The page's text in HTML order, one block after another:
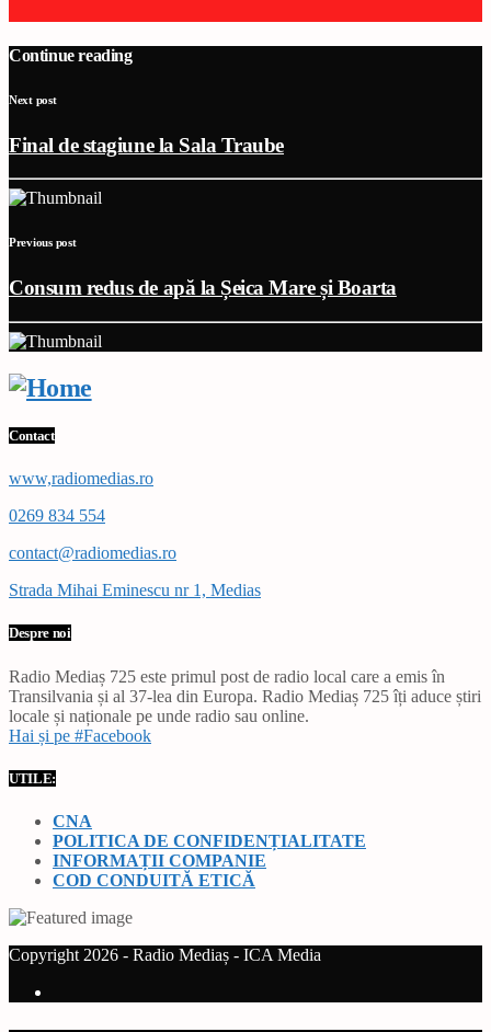
Continue reading
Next post
Final de stagiune la Sala Traube
Previous post
Consum redus de apă la Șeica Mare și Boarta
Contact
www,radiomedias.ro
0269 834 554
contact@radiomedias.ro
Strada Mihai Eminescu nr 1, Medias
Despre noi
Radio Mediaș 725 este primul post de radio local care a emis în
Transilvania și al 37-lea din Europa. Radio Mediaș 725 îți aduce știri
locale și naționale pe unde radio sau online.
Hai și pe #Facebook
UTILE:
CNA
POLITICA DE CONFIDENȚIALITATE
INFORMAȚII COMPANIE
COD CONDUITĂ ETICĂ
Copyright 2026 - Radio Mediaș - ICA Media